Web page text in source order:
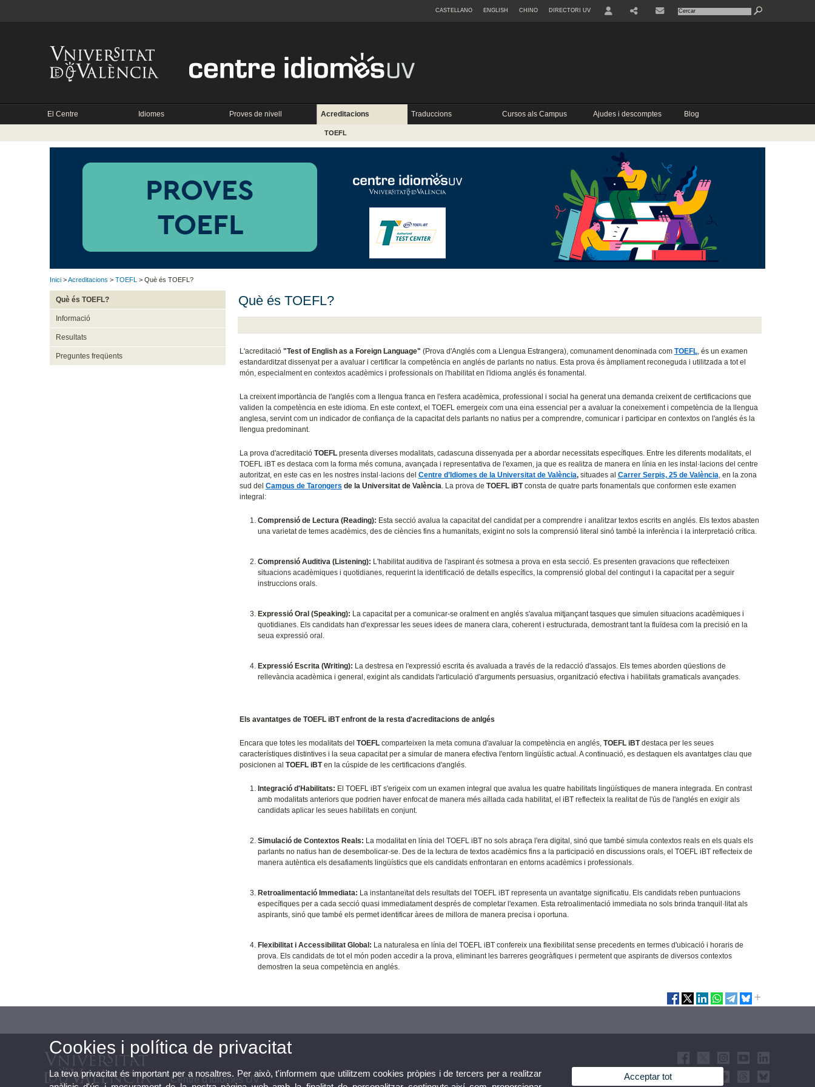
CASTELLANO ENGLISH CHINO DIRECTORI UV
El Centre Idiomes Proves de nivell Acreditacions Traduccions Cursos als Campus Ajudes i descomptes Blog
TOEFL
Inici >Acreditacions > TOEFL > Què és TOEFL?
Què és TOEFL?
Informació
Resultats
Preguntes freqüents
Què és TOEFL?
L'acreditació "Test of English as a Foreign Language" (Prova d'Anglés com a Llengua Estrangera), comunament denominada com TOEFL, és un examen
estandarditzat dissenyat per a avaluar i certificar la competència en anglés de parlants no natius. Esta prova és àmpliament reconeguda i utilitzada a tot el
món, especialment en contextos acadèmics i professionals on l'habilitat en l'idioma anglés és fonamental.
La creixent importància de l'anglés com a llengua franca en l'esfera acadèmica, professional i social ha generat una demanda creixent de certificacions que
validen la competència en este idioma. En este context, el TOEFL emergeix com una eina essencial per a avaluar la coneixement i competència de la llengua
anglesa, servint com un indicador de confiança de la capacitat dels parlants no natius per a comprendre, comunicar i participar en contextos on l'anglés és la
llengua predominant.
La prova d'acreditació TOEFL presenta diverses modalitats, cadascuna dissenyada per a abordar necessitats específiques. Entre les diferents modalitats, el
TOEFL iBT es destaca com la forma més comuna, avançada i representativa de l'examen, ja que es realitza de manera en línia en les instal·lacions del centre
autoritzat, en este cas en les nostres instal·lacions del Centre d’Idiomes de la Universitat de València,situades al Carrer Serpis, 25 de València , en la zona
sud del Campus de Tarongers de la Universitat de València . La prova de TOEFL iBTconsta de quatre parts fonamentals que conformen este examen
integral:
Comprensió de Lectura (Reading): Esta secció avalua la capacitat del candidat per a comprendre i analitzar textos escrits en anglés. Els textos abasten
una varietat de temes acadèmics, des de ciències fins a humanitats, exigint no sols la comprensió literal sinó també la inferència i la interpretació crítica.
Comprensió Auditiva (Listening): L'habilitat auditiva de l'aspirant és sotmesa a prova en esta secció. Es presenten gravacions que reflecteixen
situacions acadèmiques i quotidianes, requerint la identificació de detalls específics, la comprensió global del contingut i la capacitat per a seguir
instruccions orals.
Expressió Oral (Speaking): La capacitat per a comunicar-se oralment en anglés s'avalua mitjançant tasques que simulen situacions acadèmiques i
quotidianes. Els candidats han d'expressar les seues idees de manera clara, coherent i estructurada, demostrant tant la fluïdesa com la precisió en la
seua expressió oral.
Expressió Escrita (Writing): La destresa en l'expressió escrita és avaluada a través de la redacció d'assajos. Els temes aborden qüestions de
rellevància acadèmica i general, exigint als candidats l'articulació d'arguments persuasius, organització efectiva i habilitats gramaticals avançades.
Els avantatges de TOEFL iBT enfront de la resta d'acreditacions de anlgés
Encara que totes les modalitats del TOEFL comparteixen la meta comuna d'avaluar la competència en anglés,TOEFL iBTdestaca per les seues
característiques distintives i la seua capacitat per a simular de manera efectiva l'entorn lingüístic actual. A continuació, es destaquen els avantatges clau que
posicionen al TOEFL iBTen la cúspide de les certificacions d'anglés.
Integració d'Habilitats: El TOEFL iBT s'erigeix com un examen integral que avalua les quatre habilitats lingüístiques de manera integrada. En contrast
amb modalitats anteriors que podrien haver enfocat de manera més aïllada cada habilitat, el iBT reflecteix la realitat de l'ús de l'anglés en exigir als
candidats aplicar les seues habilitats en conjunt.
Simulació de Contextos Reals: La modalitat en línia del TOEFL iBT no sols abraça l'era digital, sinó que també simula contextos reals en els quals els
parlants no natius han de desembolicar-se. Des de la lectura de textos acadèmics fins a la participació en discussions orals, el TOEFL iBT reflecteix de
manera autèntica els desafiaments lingüístics que els candidats enfrontaran en entorns acadèmics i professionals.
Retroalimentació Immediata: La instantaneïtat dels resultats del TOEFL iBT representa un avantatge significatiu. Els candidats reben puntuacions
específiques per a cada secció quasi immediatament després de completar l'examen. Esta retroalimentació immediata no sols brinda tranquil·litat als
aspirants, sinó que també els permet identificar àrees de millora de manera precisa i oportuna.
Flexibilitat i Accessibilitat Global: La naturalesa en línia del TOEFL iBT confereix una flexibilitat sense precedents en termes d'ubicació i horaris de
prova. Els candidats de tot el món poden accedir a la prova, eliminant les barreres geogràfiques i permetent que aspirants de diversos contextos
demostren la seua competència en anglés.
Centre d'Idiomes UV
Cookies i política de privacitat
La teva privacitat és important per a nosaltres. Per això, t'informem que utilitzem cookies pròpies i de tercers per a realitzar
Acceptar tot